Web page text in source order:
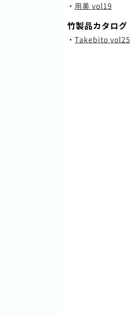
・ 用美 vol19
竹製品カタログ
・ Takebito vol25